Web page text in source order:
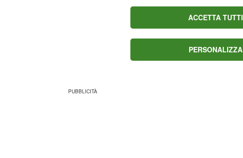
sarebbe perfetta per portare a termine quella
ACCETTA TUTTI
PERSONALIZZA